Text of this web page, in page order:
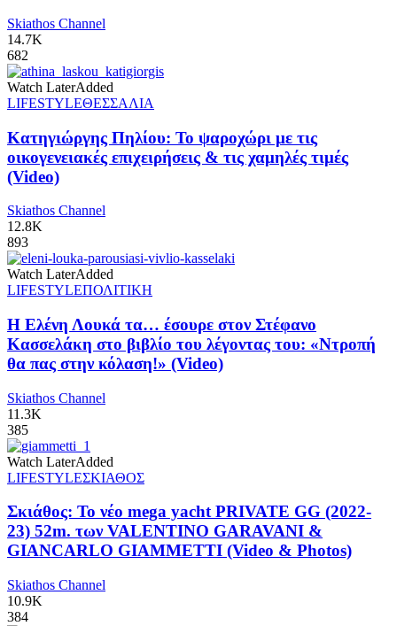
Skiathos Channel
14.7K
682
Watch LaterAdded
LIFESTYLEΘΕΣΣΑΛΙΑ
Κατηγιώργης Πηλίου: Το ψαροχώρι με τις
οικογενειακές επιχειρήσεις & τις χαμηλές τιμές
(Video)
Skiathos Channel
12.8K
893
Watch LaterAdded
LIFESTYLEΠΟΛΙΤΙΚΗ
Η Ελένη Λουκά τα… έσουρε στον Στέφανο
Κασσελάκη στο βιβλίο του λέγοντας του: «Ντροπή
θα πας στην κόλαση!» (Video)
Skiathos Channel
11.3K
385
Watch LaterAdded
LIFESTYLEΣΚΙΑΘΟΣ
Σκιάθος: Το νέο mega yacht PRIVATE GG (2022-
23) 52m. των VALENTINO GARAVANI &
GIANCARLO GIAMMETTI (Video & Photos)
Skiathos Channel
10.9K
384